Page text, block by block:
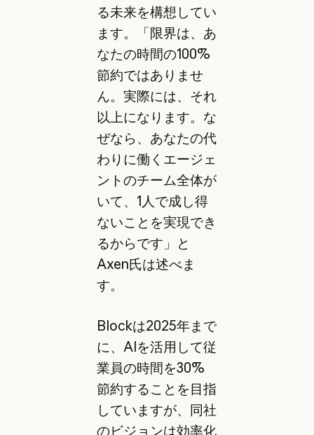
る未来を構想してい
ます。「限界は、あ
なたの時間の100%
節約ではありませ
ん。実際には、それ
以上になります。な
ぜなら、あなたの代
わりに働くエージェ
ントのチーム全体が
いて、1人で成し得
ないことを実現でき
るからです」と
Axen氏は述べま
す。
Blockは2025年まで
に、AIを活用して従
業員の時間を30%
節約することを目指
していますが、同社
のビジョンは効率化